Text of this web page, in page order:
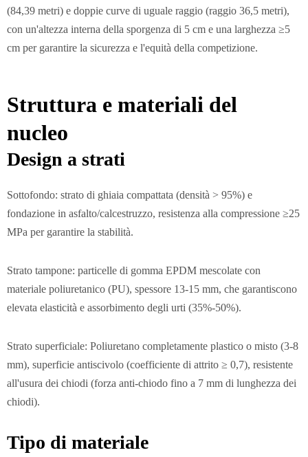
(84,39 metri) e doppie curve di uguale raggio (raggio 36,5 metri),
con un'altezza interna della sporgenza di 5 cm e una larghezza ≥5
cm per garantire la sicurezza e l'equità della competizione.
Struttura e materiali del
nucleo
Design a strati
Sottofondo: strato di ghiaia compattata (densità > 95%) e
fondazione in asfalto/calcestruzzo, resistenza alla compressione ≥25
MPa per garantire la stabilità.
Strato tampone: particelle di gomma EPDM mescolate con
materiale poliuretanico (PU), spessore 13-15 mm, che garantiscono
elevata elasticità e assorbimento degli urti (35%-50%).
Strato superficiale: Poliuretano completamente plastico o misto (3-8
mm), superficie antiscivolo (coefficiente di attrito ≥ 0,7), resistente
all'usura dei chiodi (forza anti-chiodo fino a 7 mm di lunghezza dei
chiodi).
Tipo di materiale